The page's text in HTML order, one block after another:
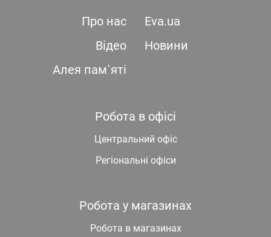
Про нас
Eva.ua
Відео
Новини
Алея пам`яті
Робота в офісі
Центральний офіс
Регіональні офіси
Робота у магазинах
Робота в магазинах